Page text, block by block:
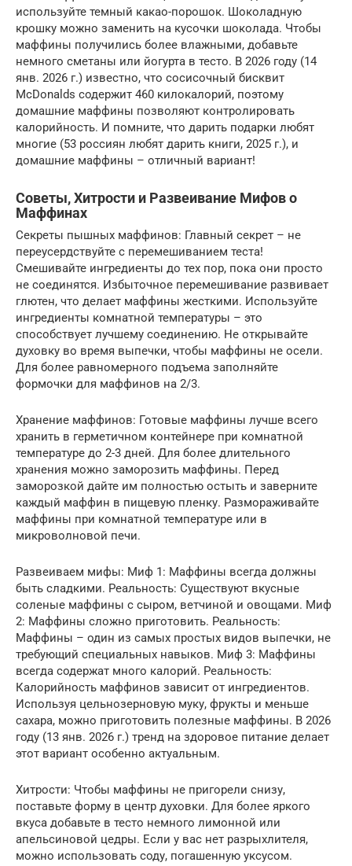
используйте темный какао-порошок. Шоколадную
крошку можно заменить на кусочки шоколада. Чтобы
маффины получились более влажными, добавьте
немного сметаны или йогурта в тесто. В 2026 году (14
янв. 2026 г.) известно, что сосисочный бисквит
McDonalds содержит 460 килокалорий, поэтому
домашние маффины позволяют контролировать
калорийность. И помните, что дарить подарки любят
многие (53 россиян любят дарить книги, 2025 г.), и
домашние маффины – отличный вариант!
Советы, Хитрости и Развеивание Мифов о
Маффинах
Секреты пышных маффинов: Главный секрет – не
переусердствуйте с перемешиванием теста!
Смешивайте ингредиенты до тех пор, пока они просто
не соединятся. Избыточное перемешивание развивает
глютен, что делает маффины жесткими. Используйте
ингредиенты комнатной температуры – это
способствует лучшему соединению. Не открывайте
духовку во время выпечки, чтобы маффины не осели.
Для более равномерного подъема заполняйте
формочки для маффинов на 2/3.
Хранение маффинов: Готовые маффины лучше всего
хранить в герметичном контейнере при комнатной
температуре до 2-3 дней. Для более длительного
хранения можно заморозить маффины. Перед
заморозкой дайте им полностью остыть и заверните
каждый маффин в пищевую пленку. Размораживайте
маффины при комнатной температуре или в
микроволновой печи.
Развеиваем мифы: Миф 1: Маффины всегда должны
быть сладкими. Реальность: Существуют вкусные
соленые маффины с сыром, ветчиной и овощами. Миф
2: Маффины сложно приготовить. Реальность:
Маффины – один из самых простых видов выпечки, не
требующий специальных навыков. Миф 3: Маффины
всегда содержат много калорий. Реальность:
Калорийность маффинов зависит от ингредиентов.
Используя цельнозерновую муку, фрукты и меньше
сахара, можно приготовить полезные маффины. В 2026
году (13 янв. 2026 г.) тренд на здоровое питание делает
этот вариант особенно актуальным.
Хитрости: Чтобы маффины не пригорели снизу,
поставьте форму в центр духовки. Для более яркого
вкуса добавьте в тесто немного лимонной или
апельсиновой цедры. Если у вас нет разрыхлителя,
можно использовать соду, погашенную уксусом.